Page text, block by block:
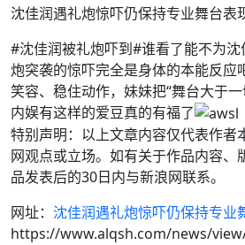
沈佳润遇礼炮惊吓仍保持专业舞台表
#沈佳润被礼炮吓到#谁看了能不为
炮突袭的惊吓完全是身体的本能反应
笑容、稳住动作，妹妹把“舞台大于一
内娱有这样的爱豆真的有福了
特别声明：以上文章内容仅代表作者
网观点或立场。如有关于作品内容、
品发表后的30日内与新浪网联系。
网址： 沈佳润遇礼炮惊吓仍保持专业
https://www.alqsh.com/news/